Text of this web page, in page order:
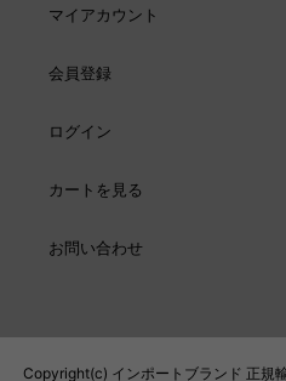
マイアカウント
会員登録
ログイン
カートを見る
お問い合わせ
Copyright(c) インポートブランド 正規